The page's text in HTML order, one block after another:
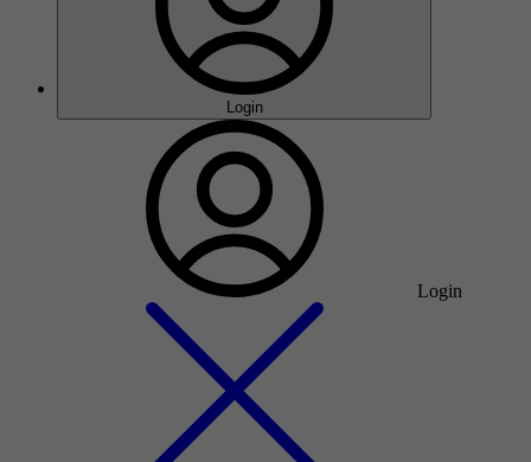
Login
Login